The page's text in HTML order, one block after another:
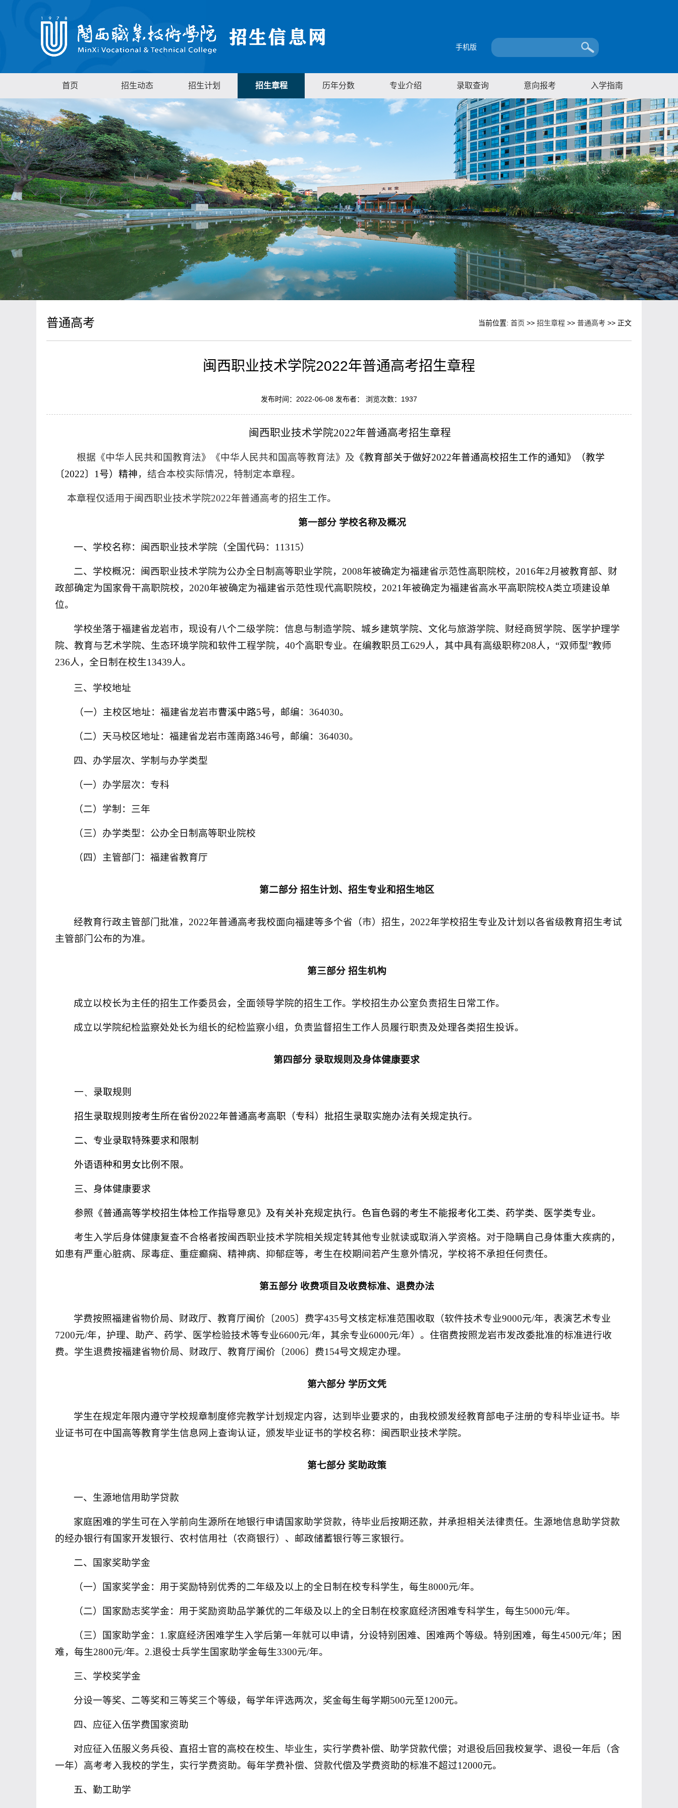
手机版
首页 招生动态 招生计划 招生章程 历年分数 专业介绍 录取查询 意向报考 入学指南
普通高考 当前位置: 首页 >> 招生章程 >> 普通高考 >> 正文
闽西职业技术学院2022年普通高考招生章程
发布时间：2022-06-08 发布者： 浏览次数： 1937
闽西职业技术学院2022年普通高考招生章程
根据《中华人民共和国教育法》《中华人民共和国高等教育法》及 《教育部关于做好2022年普通高校招生工作的通知》（教学
〔2022〕 1 号）精神，结合本校实际情况，特制定本章程。
本章程仅适用于闽西职业技术学院2022年普通高考的招生工作。
第一部分 学校名称及概况
一、学校名称：闽西职业技术学院（全国代码： 11315）
二、学校概况：闽西职业技术学院为公办全日制高等职业学院， 2008年被确定为福建省示范性高职院校， 2016年2月被教育部、财
政部确定为国家骨干高职院校， 2020年被确定为福建省示范性现代高职院校， 2021年被确定为福建省高水平高职院校A类立项建设单
位。
学校坐落于福建省龙岩市，现设有八个二级学院：信息与制造学院、城乡建筑学院、文化与旅游学院、财经商贸学院、医学护理学
院、教育与艺术学院、生态环境学院和软件工程学院，40个高职专业。在编教职员工629人，其中具有高级职称208人，“双师型”教师
236人，全日制在校生13439人。
三、学校地址
（一）主校区地址：福建省龙岩市曹溪中路5号，邮编： 364030。
（二）天马校区地址：福建省龙岩市莲南路346号，邮编： 364030。
四、办学层次、学制与办学类型
（一）办学层次：专科
（二）学制：三年
（三）办学类型：公办全日制高等职业院校
（四）主管部门：福建省教育厅
第二部分 招生计划、招生专业和招生地区
经教育行政主管部门批准， 2022年普通高考我校面向福建等多个省（市）招生， 2022年学校招生专业及计划以各省级教育招生考试
主管部门公布的为准。
第三部分 招生机构
成立以校长为主任的招生工作委员会，全面领导学院的招生工作。学校招生办公室负责招生日常工作。
成立以学院纪检监察处处长为组长的纪检监察小组，负责监督招生工作人员履行职责及处理各类招生投诉。
第四部分 录取规则及身体健康要求
一、 录取规则
招生录取规则按考生所在省份2022年普通高考高职（专科）批招生录取实施办法有关规定执行。
二、专业录取特殊要求和限制
外语语种和男女比例不限。
三、身体健康要求
参照《普通高等学校招生体检工作指导意见》及有关补充规定执行。色盲色弱的考生不能报考化工类、药学类、医学类专业。
考生入学后身体健康复查不合格者按闽西职业技术学院相关规定转其他专业就读或取消入学资格。对于隐瞒自己身体重大疾病的，
如患有严重心脏病、尿毒症、重症癫痫、精神病、抑郁症等，考生在校期间若产生意外情况，学校将不承担任何责任。
第五部分 收费项目及收费标准、退费办法
学费按照福建省物价局、财政厅、教育厅闽价〔2005〕费字435号文核定标准范围收取（软件技术专业9000元/年，表演艺术专业
7200元/年，护理、助产、药学、医学检验技术等专业6600元/年，其余专业6000元/年）。住宿费按照龙岩市发改委批准的标准进行收
费。学生退费按福建省物价局、财政厅、教育厅闽价〔2006〕费154号文规定办理。
第六部分 学历文凭
学生在规定年限内遵守学校规章制度修完教学计划规定内容，达到毕业要求的，由我校颁发经教育部电子注册的专科毕业证书。毕
业证书可在中国高等教育学生信息网上查询认证，颁发毕业证书的学校名称：闽西职业技术学院。
第七部分 奖助政策
一、生源地信用助学贷款
家庭困难的学生可在入学前向生源所在地银行申请国家助学贷款，待毕业后按期还款，并承担相关法律责任。生源地信息助学贷款
的经办银行有国家开发银行、农村信用社（农商银行）、邮政储蓄银行等三家银行。
二、国家奖助学金
（一）国家奖学金：用于奖励特别优秀的二年级及以上的全日制在校专科学生，每生8000元/年。
（二）国家励志奖学金：用于奖励资助品学兼优的二年级及以上的全日制在校家庭经济困难专科学生，每生5000元/年。
（三）国家助学金： 1.家庭经济困难学生入学后第一年就可以申请，分设特别困难、困难两个等级。特别困难，每生4500元/年；困
难，每生2800元/年。 2.退役士兵学生国家助学金每生3300元/年。
三、学校奖学金
分设一等奖、二等奖和三等奖三个等级，每学年评选两次，奖金每生每学期500元至1200元。
四、应征入伍学费国家资助
对应征入伍服义务兵役、直招士官的高校在校生、毕业生，实行学费补偿、助学贷款代偿；对退役后回我校复学、退役一年后（含
一年）高考考入我校的学生，实行学费资助。每年学费补偿、贷款代偿及学费资助的标准不超过12000元。
五、勤工助学